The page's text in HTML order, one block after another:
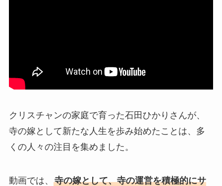
クリスチャンの家庭で育った石田ひかりさんが、
寺の嫁として新たな人生を歩み始めたことは、多
くの人々の注目を集めました。
動画では、 寺の嫁として、寺の運営を積極的にサ